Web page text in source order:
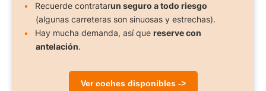
Recuerde contratarun seguro a todo riesgo
(algunas carreteras son sinuosas y estrechas).
Hay mucha demanda, así que reserve con
antelación.
Ver coches disponibles ->